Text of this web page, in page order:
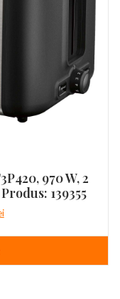
970 W, 2
139355
Prețul
este: